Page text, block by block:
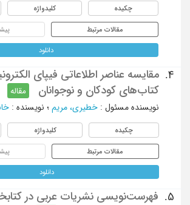
چکیده کلیدواژه
مقالات مرتبط
دانلود
4.
مقایسه عناصر اطلاعاتی فیپای
کتاب‌های کودکان و نوجوانان
مقاله
نویسنده مسئول : خطیری، مریم ؛ نویسنده :
چکیده کلیدواژه
مقالات مرتبط
دانلود
5.
فهرست‌نویسی نشریات عربی در